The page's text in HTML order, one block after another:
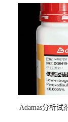
Adamas分析试